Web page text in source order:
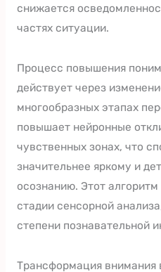
снижается
частях ситуации.
Процесс повышения
действует через
многообразных этапах
повышает нейронные
чувственных зонах, что
значительнее яркому и
осознанию. Этот
стадии сенсорной
степени познавательной
Трансформация внимания